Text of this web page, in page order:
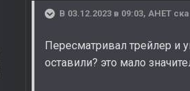
В 03.12.2023 в 09:03, АНЕТ
Пересматривал трейлер и
оставили? это мало